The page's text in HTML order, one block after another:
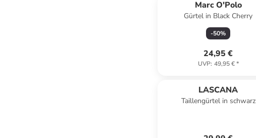
Marc O'Polo
Gürtel in Black Cherry
-50%
24,95 €
UVP: 49,95 €*
LASCANA
Taillengürtel in schwarz